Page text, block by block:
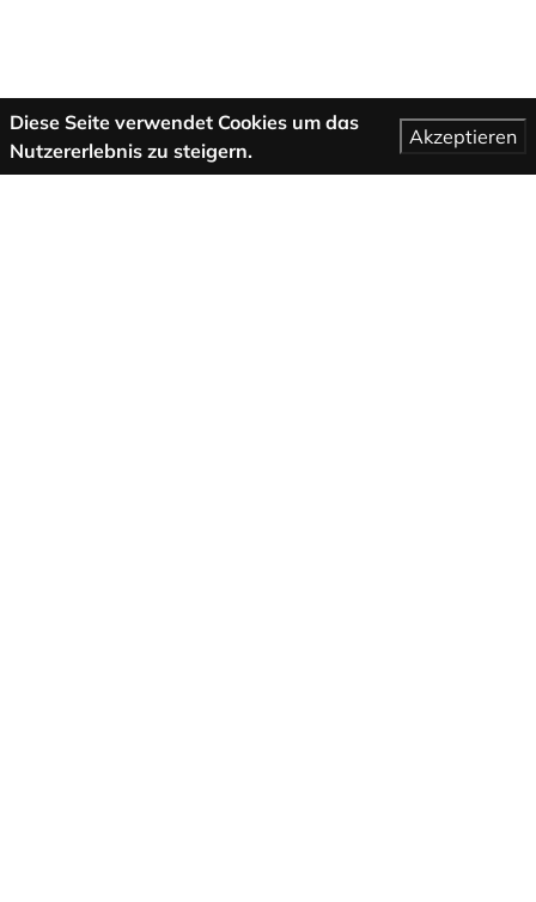
Diese Seite verwendet Cookies um das
Nutzererlebnis zu steigern.
Akzeptieren